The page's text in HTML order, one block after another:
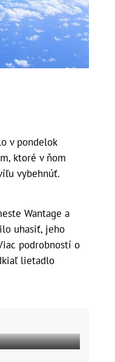
v pondelok
ktoré v ňom
vybehnúť.
Wantage a
uhasiť, jeho
podrobností o
lietadlo